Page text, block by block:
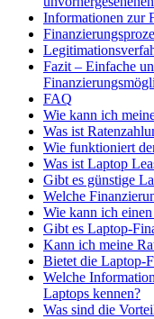
Informationen zur
Fazit – Einfache
FAQ
Wie kann ich
Was ist
Wie funktioniert
Was ist Laptop
Gibt es günstige
Welche
Wie kann ich
Gibt es Laptop-
Kann ich meine
Bietet die Laptop-
Welche
Laptops kennen?
Was sind die